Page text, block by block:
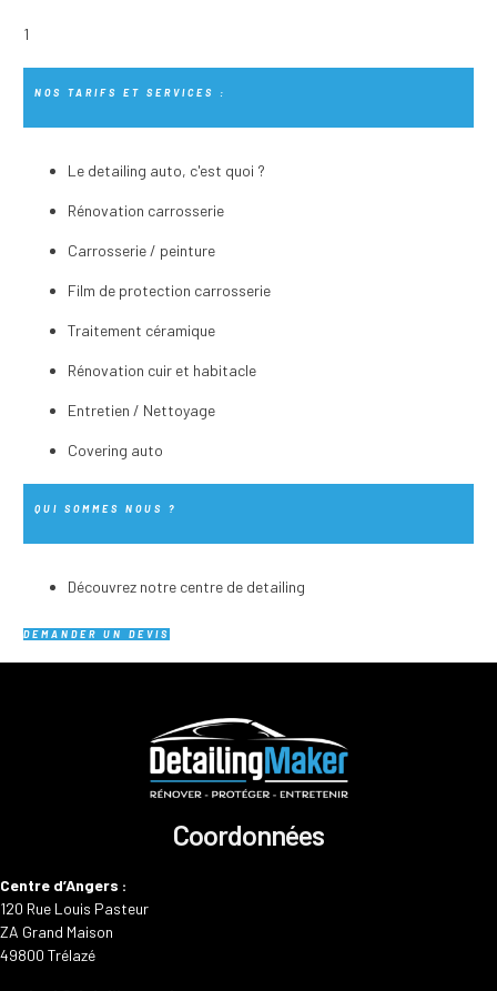
NOS TARIFS ET SERVICES :
Le detailing auto, c'est quoi ?
Rénovation carrosserie
Carrosserie / peinture
Film de protection carrosserie
Traitement céramique
Rénovation cuir et habitacle
Entretien / Nettoyage
Covering auto
QUI SOMMES NOUS ?
Découvrez notre centre de detailing
DEMANDER UN DEVIS
Coordonnées
Centre d’Angers :
120 Rue Louis Pasteur
ZA Grand Maison
49800 Trélazé